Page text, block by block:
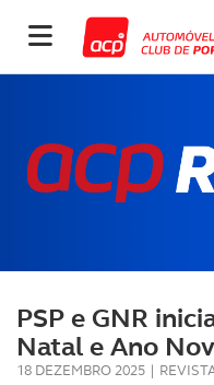
PSP e GNR
Natal e Ano
18 DEZEMBRO 2025 |